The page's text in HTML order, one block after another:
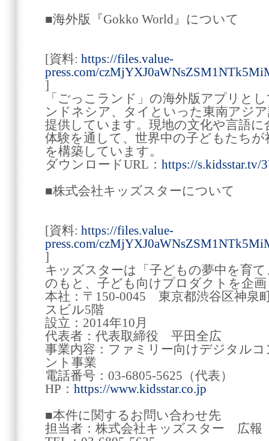
■海外版『Gokko World』について
[資料: https://files.value-
press.com/
]
「ごっこランド」の海外版アプリと
ンドネシア、タイといった東南アジ
提供しています。現地の文化や言語
体験を通して、世界中の子どもたち
を構築しています。
ダウンロードURL： https://s.kidsstar.tv/
■株式会社キッズスターについて
[資料: https://files.value-
press.com/
]
キッズスターは「子どもの夢中を育
のもと、子ども向けプロダクトを企
本社：〒150-0045 東京都渋谷区神
スビル5階
設立：2014年10月
代表者：代表取締役 平田全広
事業内容：ファミリー向けデジタル
ント事業
電話番号：03-6805-5625（代表）
HP： https://www.kidsstar.co.jp
■本件に関するお問い合わせ先
担当者：株式会社キッズスター 広報